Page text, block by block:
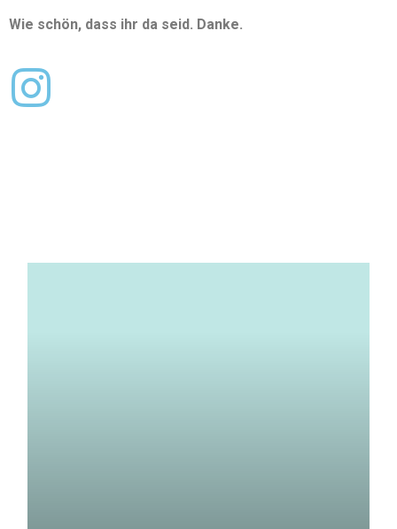
Wie schön, dass ihr da seid. Danke.